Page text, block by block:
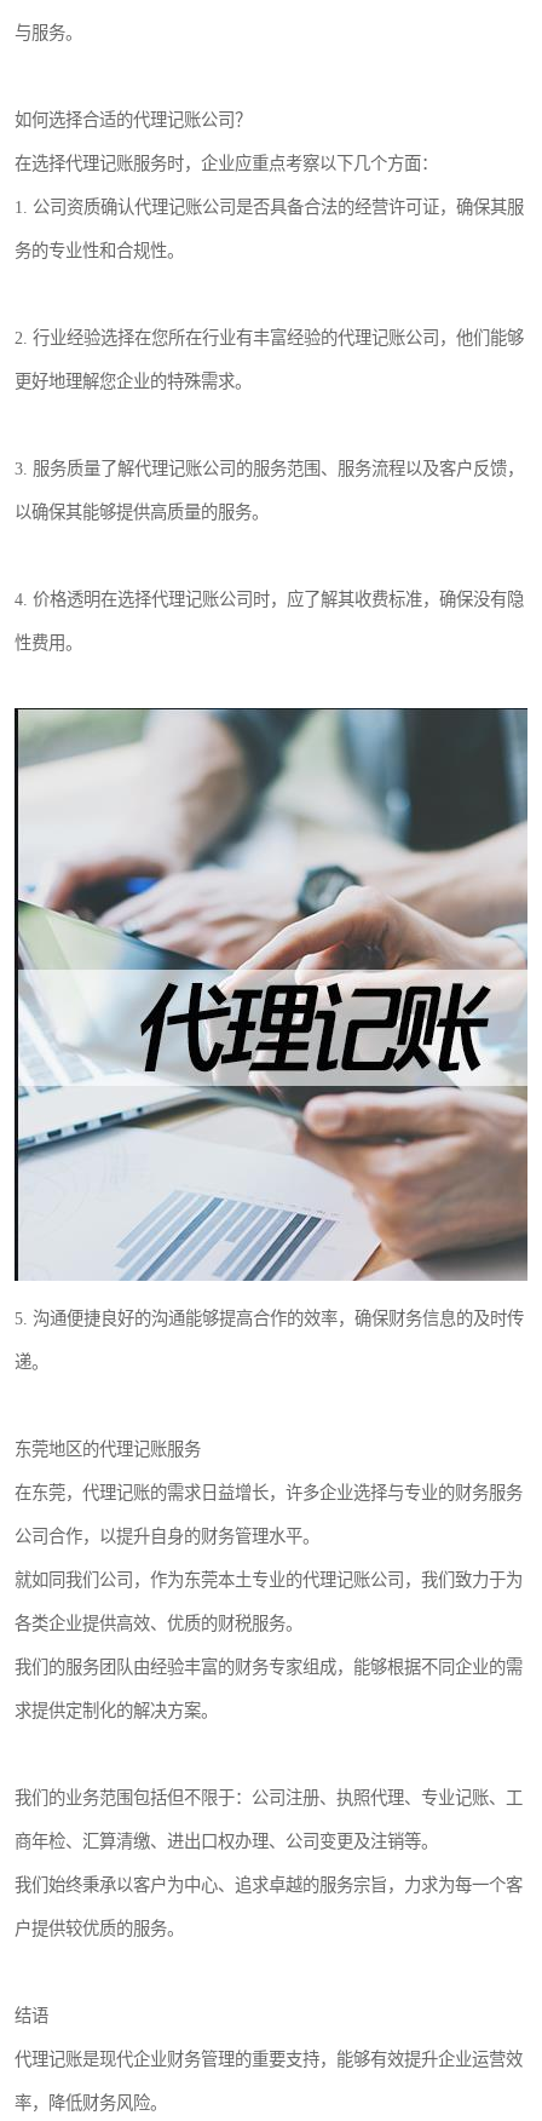
与服务。
如何选择合适的代理记账公司？
在选择代理记账服务时，企业应重点考察以下几个方面：
1. 公司资质确认代理记账公司是否具备合法的经营许可证，确保其服
务的专业性和合规性。
2. 行业经验选择在您所在行业有丰富经验的代理记账公司，他们能够
更好地理解您企业的特殊需求。
3. 服务质量了解代理记账公司的服务范围、服务流程以及客户反馈，
以确保其能够提供高质量的服务。
4. 价格透明在选择代理记账公司时，应了解其收费标准，确保没有隐
性费用。
5. 沟通便捷良好的沟通能够提高合作的效率，确保财务信息的及时传
递。
东莞地区的代理记账服务
在东莞，代理记账的需求日益增长，许多企业选择与专业的财务服务
公司合作，以提升自身的财务管理水平。
就如同我们公司，作为东莞本土专业的代理记账公司，我们致力于为
各类企业提供高效、优质的财税服务。
我们的服务团队由经验丰富的财务专家组成，能够根据不同企业的需
求提供定制化的解决方案。
我们的业务范围包括但不限于：公司注册、执照代理、专业记账、工
商年检、汇算清缴、进出口权办理、公司变更及注销等。
我们始终秉承以客户为中心、追求卓越的服务宗旨，力求为每一个客
户提供较优质的服务。
结语
代理记账是现代企业财务管理的重要支持，能够有效提升企业运营效
率，降低财务风险。